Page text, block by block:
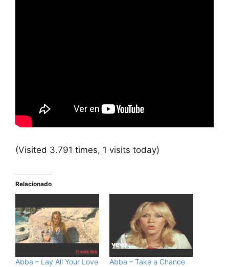
(Visited 3.791 times, 1 visits today)
Relacionado
Abba – Lay All Your Love
Abba – Take a Chance